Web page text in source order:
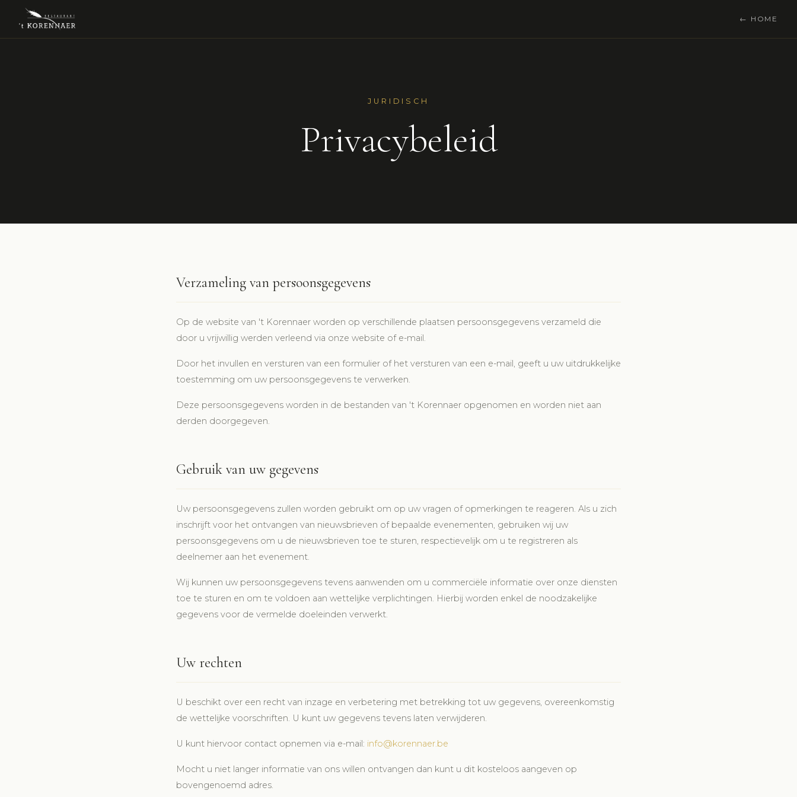
← HOME
JURIDISCH
Privacybeleid
Verzameling van persoonsgegevens
Op de website van 't Korennaer worden op verschillende plaatsen persoonsgegevens verzameld die
door u vrijwillig werden verleend via onze website of e-mail.
Door het invullen en versturen van een formulier of het versturen van een e-mail, geeft u uw uitdrukkelijke
toestemming om uw persoonsgegevens te verwerken.
Deze persoonsgegevens worden in de bestanden van 't Korennaer opgenomen en worden niet aan
derden doorgegeven.
Gebruik van uw gegevens
Uw persoonsgegevens zullen worden gebruikt om op uw vragen of opmerkingen te reageren. Als u zich
inschrijft voor het ontvangen van nieuwsbrieven of bepaalde evenementen, gebruiken wij uw
persoonsgegevens om u de nieuwsbrieven toe te sturen, respectievelijk om u te registreren als
deelnemer aan het evenement.
Wij kunnen uw persoonsgegevens tevens aanwenden om u commerciële informatie over onze diensten
toe te sturen en om te voldoen aan wettelijke verplichtingen. Hierbij worden enkel de noodzakelijke
gegevens voor de vermelde doeleinden verwerkt.
Uw rechten
U beschikt over een recht van inzage en verbetering met betrekking tot uw gegevens, overeenkomstig
de wettelijke voorschriften. U kunt uw gegevens tevens laten verwijderen.
U kunt hiervoor contact opnemen via e-mail: info@korennaer.be
Mocht u niet langer informatie van ons willen ontvangen dan kunt u dit kosteloos aangeven op
bovengenoemd adres.